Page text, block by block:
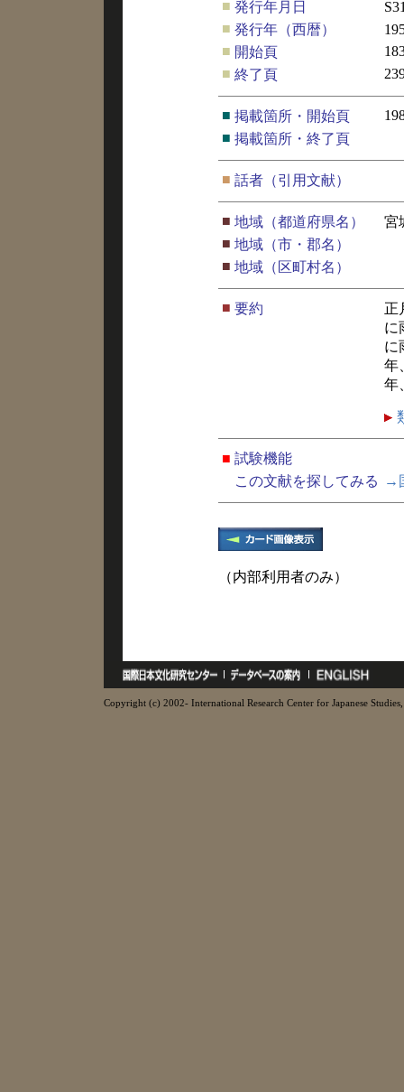
■ 発行年月日
■ 発行年（西暦）
■ 開始頁
■ 終了頁
■ 掲載箇所・開始頁
■ 掲載箇所・終了頁
■ 話者（引用文献）
■ 地域（都道府県名）
宮
■ 地域（市・郡名）
■ 地域（区町村名）
■ 要約
正
に
に
年
年
■ 試験機能
この文献を探してみる
→
（内部利用者のみ）
Copyright (c) 2002- International Research Center for Japanese